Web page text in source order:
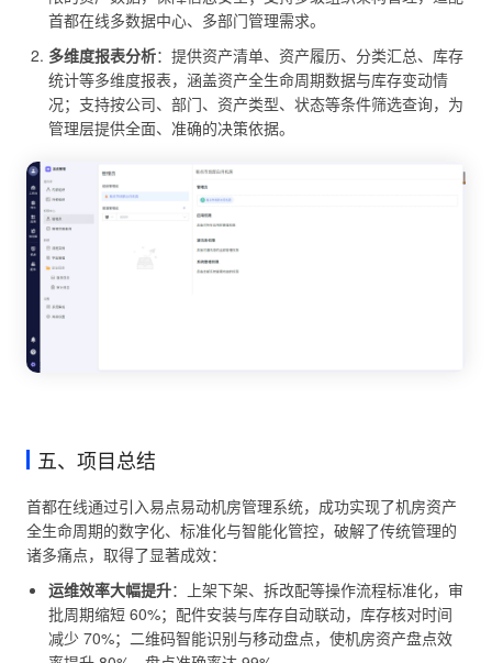
首都在线多数据中心、多部门管理需求。
多维度报表分析：提供资产清单、资产履历、分类汇总、库存
统计等多维度报表，涵盖资产全生命周期数据与库存变动情
况；支持按公司、部门、资产类型、状态等条件筛选查询，为
管理层提供全面、准确的决策依据。
五、项目总结
首都在线通过引入易点易动机房管理系统，成功实现了机房资产
全生命周期的数字化、标准化与智能化管控，破解了传统管理的
诸多痛点，取得了显著成效：
运维效率大幅提升：上架下架、拆改配等操作流程标准化，审
批周期缩短 60%；配件安装与库存自动联动，库存核对时间
减少 70%；二维码智能识别与移动盘点，使机房资产盘点效